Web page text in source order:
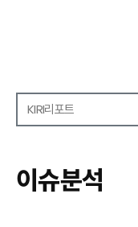
KIRI리포트
보험금융연구
KIRI 리포트
이슈분석